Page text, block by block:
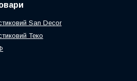
San Decor
Теко